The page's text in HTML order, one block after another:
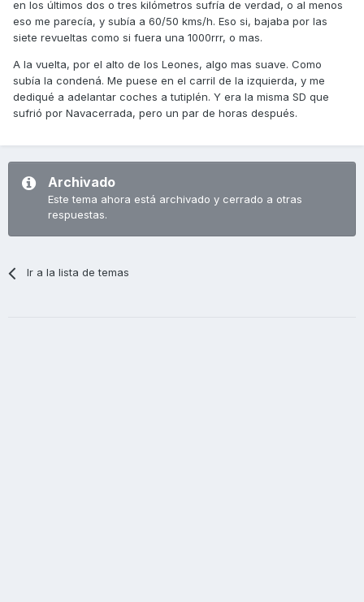
en los últimos dos o tres kilómetros sufría de verdad, o al menos
eso me parecía, y subía a 60/50 kms/h. Eso si, bajaba por las
siete revueltas como si fuera una 1000rrr, o mas.
A la vuelta, por el alto de los Leones, algo mas suave. Como
subía la condená. Me puese en el carril de la izquierda, y me
dediqué a adelantar coches a tutiplén. Y era la misma SD que
sufrió por Navacerrada, pero un par de horas después.
Archivado
Este tema ahora está archivado y cerrado a otras
respuestas.
Ir a la lista de temas